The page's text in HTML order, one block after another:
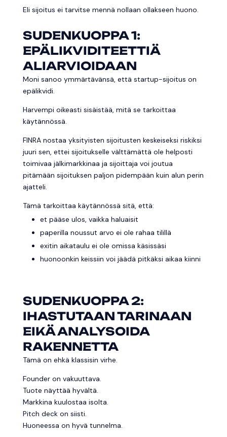
Eli sijoitus ei tarvitse mennä nollaan ollakseen huono.
SUDENKUOPPA 1:
EPÄLIKVIDITEETTIÄ
ALIARVIOIDAAN
Moni sanoo ymmärtävänsä, että startup-sijoitus on
epälikvidi.
Harvempi oikeasti sisäistää, mitä se tarkoittaa
käytännössä.
FINRA nostaa yksityisten sijoitusten keskeiseksi riskiksi
juuri sen, ettei sijoitukselle välttämättä ole helposti
toimivaa jälkimarkkinaa ja sijoittaja voi joutua
pitämään sijoituksen paljon pidempään kuin alun perin
ajatteli.
Tämä tarkoittaa käytännössä sitä, että:
et pääse ulos, vaikka haluaisit
paperilla noussut arvo ei ole rahaa tilillä
exitin aikataulu ei ole omissa käsissäsi
huonoonkin keissiin voi jäädä pitkäksi aikaa kiinni
SUDENKUOPPA 2:
IHASTUTAAN TARINAAN
EIKÄ ANALYSOIDA
RAKENNETTA
Tämä on ehkä klassisin virhe.
Founder on vakuuttava.
Tuote näyttää hyvältä.
Markkina kuulostaa isolta.
Pitch deck on siisti.
Huoneessa on hyvä tunnelma.